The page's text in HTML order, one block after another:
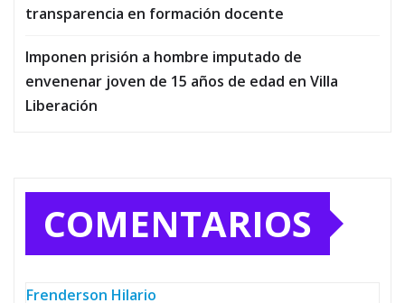
transparencia en formación docente
Imponen prisión a hombre imputado de
envenenar joven de 15 años de edad en Villa
Liberación
COMENTARIOS
Frenderson Hilario